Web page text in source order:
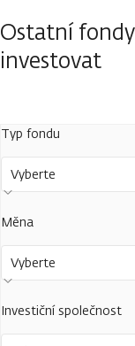
Ostatní
investovat
Typ fondu
Vyberte
Měna
Vyberte
Investiční společnost